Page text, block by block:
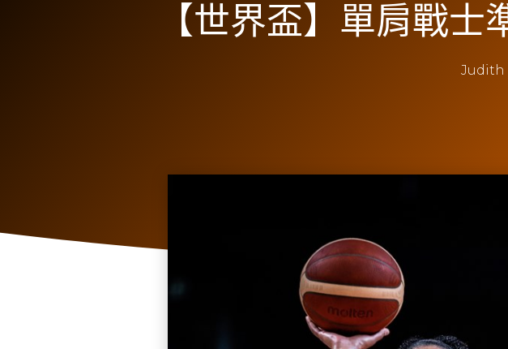
【世界盃】單肩戰
Judith